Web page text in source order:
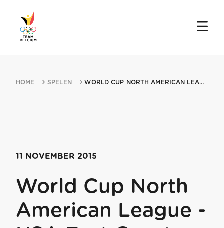
HOME SPELEN WORLD CUP NORTH AMERICAN LEAGUE MIN USA EAST COAST MIN TORONTO 11112015 T...
11 NOVEMBER 2015
World Cup North
American League -